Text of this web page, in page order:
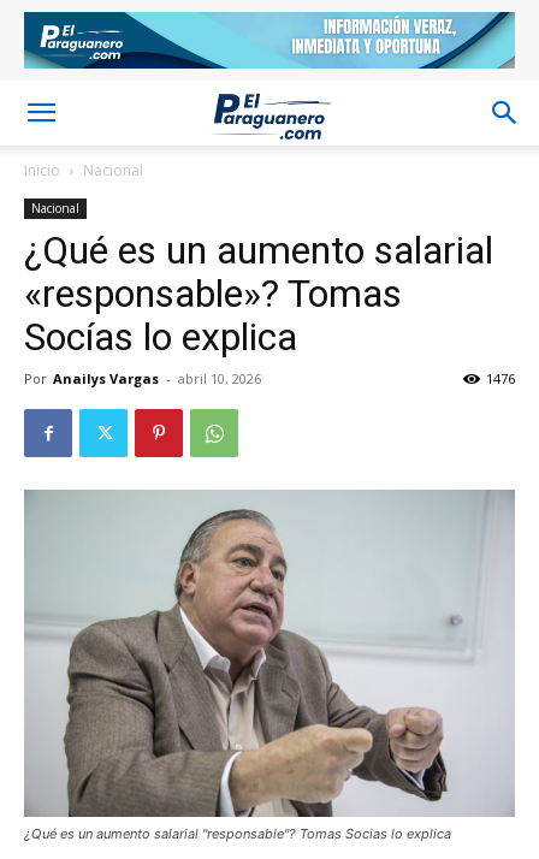
Inicio Nacional
Nacional
¿Qué es un aumento salarial
«responsable»? Tomas
Socías lo explica
Por Anailys Vargas - abril 10, 2026 1476
¿Qué es un aumento salarial "responsable"? Tomas Socias lo explica